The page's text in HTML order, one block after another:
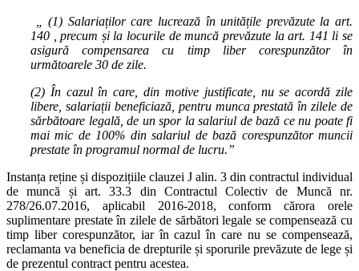
„ (1) Salariaților care lucrează în unitățile prevăzute la art.
140 , precum și la locurile de muncă prevăzute la art. 141 li se
asigură compensarea cu timp liber corespunzător în
următoarele 30 de zile.
(2) În cazul în care, din motive justificate, nu se acordă zile
libere, salariații beneficiază, pentru munca prestată în zilele de
sărbătoare legală, de un spor la salariul de bază ce nu poate fi
mai mic de 100% din salariul de bază corespunzător muncii
prestate în programul normal de lucru.”
Instanța reține și dispozițiile clauzei J alin. 3 din contractul individual
de muncă și art. 33.3 din Contractul Colectiv de Muncă nr.
278/26.07.2016, aplicabil 2016-2018, conform cărora orele
suplimentare prestate în zilele de sărbători legale se compensează cu
timp liber corespunzător, iar în cazul în care nu se compensează,
reclamanta va beneficia de drepturile și sporurile prevăzute de lege și
de prezentul contract pentru acestea.